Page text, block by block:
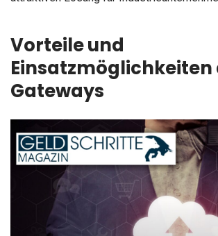
Vorteile und
Einsatzmöglichkeiten
Gateways